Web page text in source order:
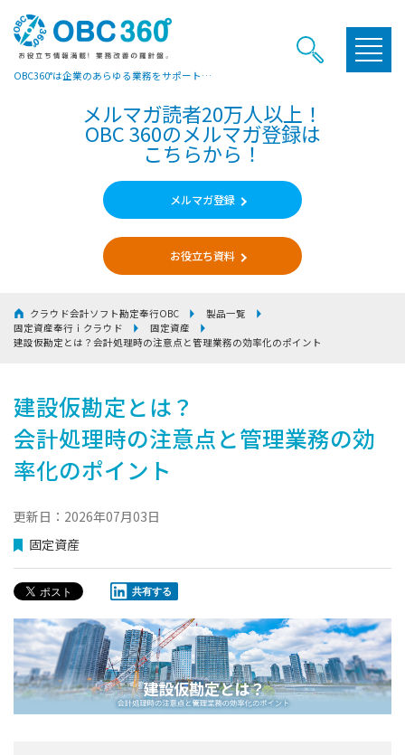
OBC360°は企業のあらゆる業務をサポートするヒントやお役立ち情報をご提供しています
メルマガ読者20万人以上！
OBC 360のメルマガ登録は
こちらから！
メルマガ登録
お役立ち資料
クラウド会計ソフト勘定奉行OBC
製品一覧
固定資産奉行ｉクラウド
固定資産
建設仮勘定とは？ 会計処理時の注意点と管理業務の効率化のポイント
建設仮勘定とは？
会計処理時の注意点と管理業務の効
率化のポイント
更新日：2026年07月03日
固定資産
共有する